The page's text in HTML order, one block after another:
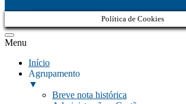
Política de Cookies
Menu
Início
Agrupamento
▼
Breve nota histórica